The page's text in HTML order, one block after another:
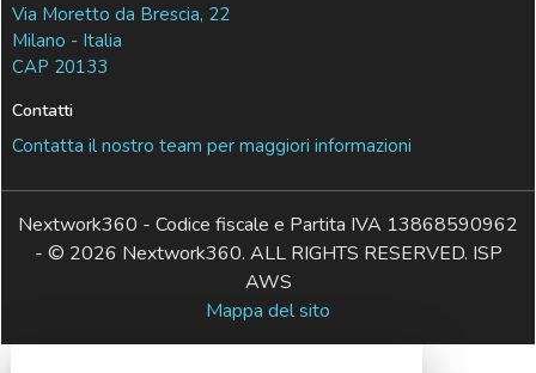
Via Moretto da Brescia, 22
Milano - Italia
CAP 20133
Contatti
Contatta il nostro team per maggiori informazioni
Nextwork360 - Codice fiscale e Partita IVA 13868590962
- © 2026 Nextwork360. ALL RIGHTS RESERVED. ISP
AWS
Mappa del sito